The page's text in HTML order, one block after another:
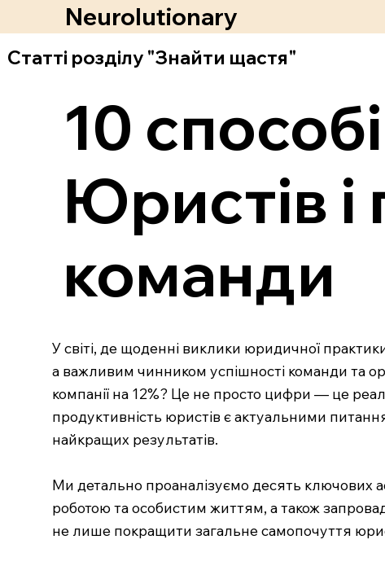
Neurolutionary
Статті розділу "Знайти щастя"
10
Юристів і
команди
У світі, де щоденні виклики юридичної
а важливим чинником успішності команди та
компанії на 12%? Це не просто цифри — це
продуктивність юристів є актуальними
найкращих результатів.
Ми детально проаналізуємо десять ключових
роботою та особистим життям, а також
не лише покращити загальне самопочуття